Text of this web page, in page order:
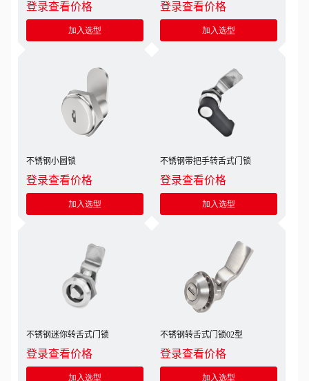
登录查看价格
加入选型
登录查看价格
加入选型
不锈钢小圆锁
登录查看价格
加入选型
不锈钢带把手转舌式门锁
登录查看价格
加入选型
不锈钢迷你转舌式门锁
登录查看价格
加入选型
不锈钢转舌式门锁02型
登录查看价格
加入选型